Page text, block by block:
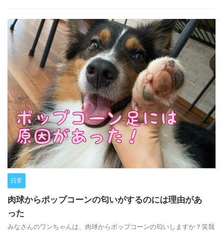
日常
肉球からポップコーンの匂いがするのには理由があ
った
みなさんのワンちゃんは、肉球からポップコーンの匂いしますか？笑我